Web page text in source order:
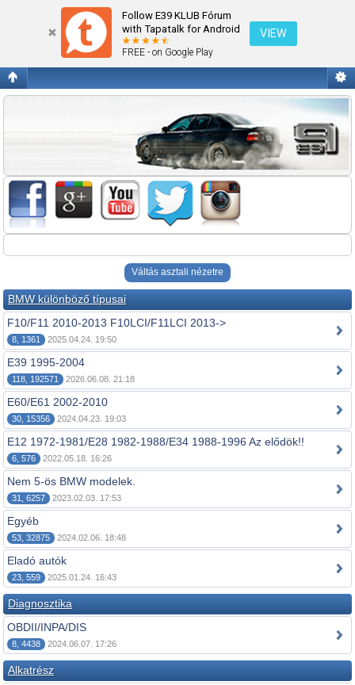
Follow E39 KLUB Fórum
with Tapatalk for Android
FREE - on Google Play
VIEW
Fórum kezdőlap megtekintése
Váltás asztali nézetre
BMW különböző típusai
F10/F11 2010-2013 F10LCI/F11LCI 2013->
8, 1361 2025.04.24. 19:50
E39 1995-2004
118, 192571 2026.06.08. 21:18
E60/E61 2002-2010
30, 15356 2024.04.23. 19:03
E12 1972-1981/E28 1982-1988/E34 1988-1996 Az elődök!!
6, 576 2022.05.18. 16:26
Nem 5-ös BMW modelek.
31, 6257 2023.02.03. 17:53
Egyéb
53, 32875 2024.02.06. 18:48
Eladó autók
23, 559 2025.01.24. 16:43
Diagnosztika
OBDII/INPA/DIS
8, 4438 2024.06.07. 17:26
Alkatrész